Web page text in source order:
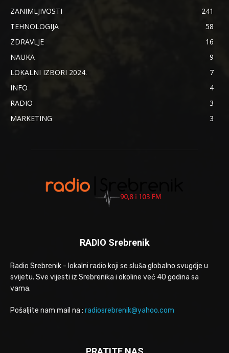
ZANIMLJIVOSTI
241
TEHNOLOGIJA
58
ZDRAVLJE
16
NAUKA
9
LOKALNI IZBORI 2024.
7
INFO
4
RADIO
3
MARKETING
3
RADIO Srebrenik
Radio Srebrenik - lokalni radio koji se sluša globalno svugdje u
svijetu. Sve vijesti iz Srebrenika i okoline već 40 godina sa
vama.
Pošaljite nam mail na : radiosrebrenik@yahoo.com